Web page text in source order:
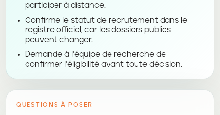
participer à distance.
Confirme le statut de recrutement dans le
registre officiel, car les dossiers publics
peuvent changer.
Demande à l’équipe de recherche de
confirmer l’éligibilité avant toute décision.
QUESTIONS À POSER